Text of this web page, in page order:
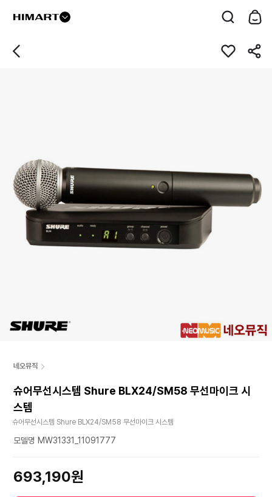
네오뮤직
슈어무선시스템 Shure BLX24/SM58 무선마이크 시
스템
슈어무선시스템 Shure BLX24/SM58 무선마이크 시스템
모델명 MW31331_11091777
693,190원